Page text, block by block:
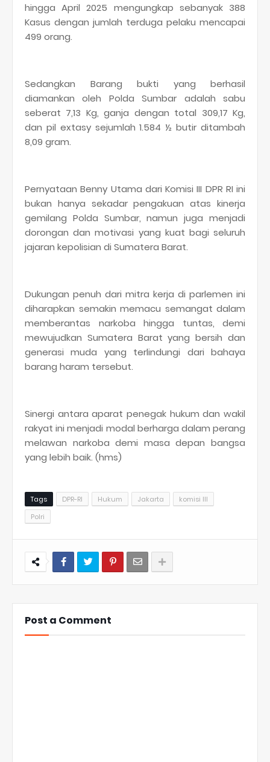
hingga April 2025 mengungkap sebanyak 388
Kasus dengan jumlah terduga pelaku mencapai
499 orang.
Sedangkan Barang bukti yang berhasil
diamankan oleh Polda Sumbar adalah sabu
seberat 7,13 Kg, ganja dengan total 309,17 Kg,
dan pil extasy sejumlah 1.584 ½ butir ditambah
8,09 gram.
Pernyataan Benny Utama dari Komisi III DPR RI ini
bukan hanya sekadar pengakuan atas kinerja
gemilang Polda Sumbar, namun juga menjadi
dorongan dan motivasi yang kuat bagi seluruh
jajaran kepolisian di Sumatera Barat.
Dukungan penuh dari mitra kerja di parlemen ini
diharapkan semakin memacu semangat dalam
memberantas narkoba hingga tuntas, demi
mewujudkan Sumatera Barat yang bersih dan
generasi muda yang terlindungi dari bahaya
barang haram tersebut.
Sinergi antara aparat penegak hukum dan wakil
rakyat ini menjadi modal berharga dalam perang
melawan narkoba demi masa depan bangsa
yang lebih baik. (hms)
Tags DPR-RI Hukum Jakarta
komisi III
Polri
Post a Comment